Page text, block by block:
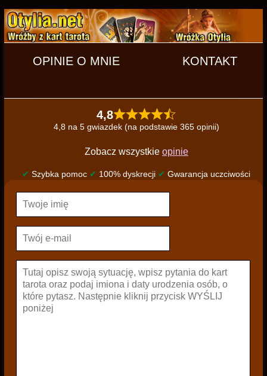
OPINIE O MNIE KONTAKT
4,8
4,8 na 5 gwiazdek (na podstawie 365 opinii)
Zobacz wszystkie opinie
✔ Szybka pomoc ✔ 100% dyskrecji ✔ Gwarancja uczciwości